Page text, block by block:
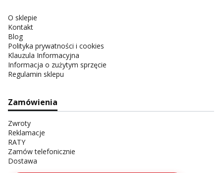
O sklepie
Kontakt
Blog
Polityka prywatności i cookies
Klauzula Informacyjna
Informacja o zużytym sprzęcie
Regulamin sklepu
Zamówienia
Zwroty
Reklamacje
RATY
Zamów telefonicznie
Dostawa